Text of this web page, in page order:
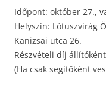
Időpont: október 27.,
Helyszín: Lótuszvirág
Kanizsai utca 26.
Részvételi díj
(Ha csak segítőként